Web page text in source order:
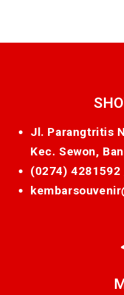
Jl. Parangtritis
Kec. Sewon,
(0274) 4281592